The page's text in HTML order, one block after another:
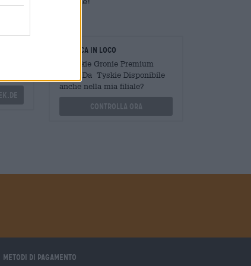
Verifica in loco
È Tyskie Gronie Premium
Lager Da Tyskie Disponibile
anche nella mia filiale?
Controlla ora
Metodi di pagamento